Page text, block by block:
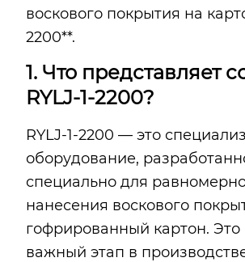
воскового покрытия на
2200**.
1. Что представляет
RYLJ-1-2200?
RYLJ-1-2200 — это
оборудование,
специально для
нанесения воскового
гофрированный картон. Это
важный этап в